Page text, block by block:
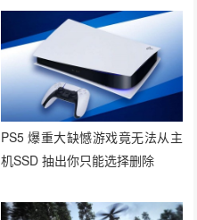
PS5 爆重大缺憾游戏竟无法从主
机SSD 抽出你只能选择删除